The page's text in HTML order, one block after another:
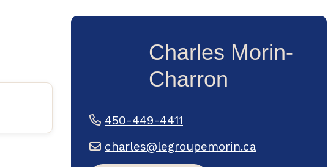
Charles Morin-
Charron
450-449-4411
charles@legroupemorin.ca